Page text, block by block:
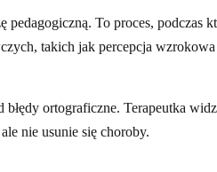
To proces, podczas
takich jak percepcja
ortograficzne. Terapeutka
nie usunie się choroby.